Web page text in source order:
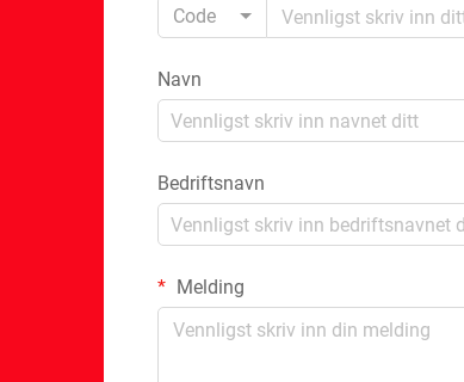
Code
Navn
Bedriftsnavn
Melding